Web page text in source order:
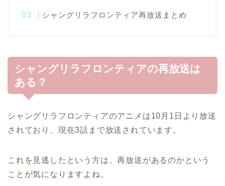
シャングリラフロンティア再放送まとめ
シャングリラフロンティアの再放送は
ある？
シャングリラフロンティアのアニメは10月1日より放送
されており、現在3話まで放送されています。
これを見逃したという方は、再放送があるのかという
ことが気になりますよね。